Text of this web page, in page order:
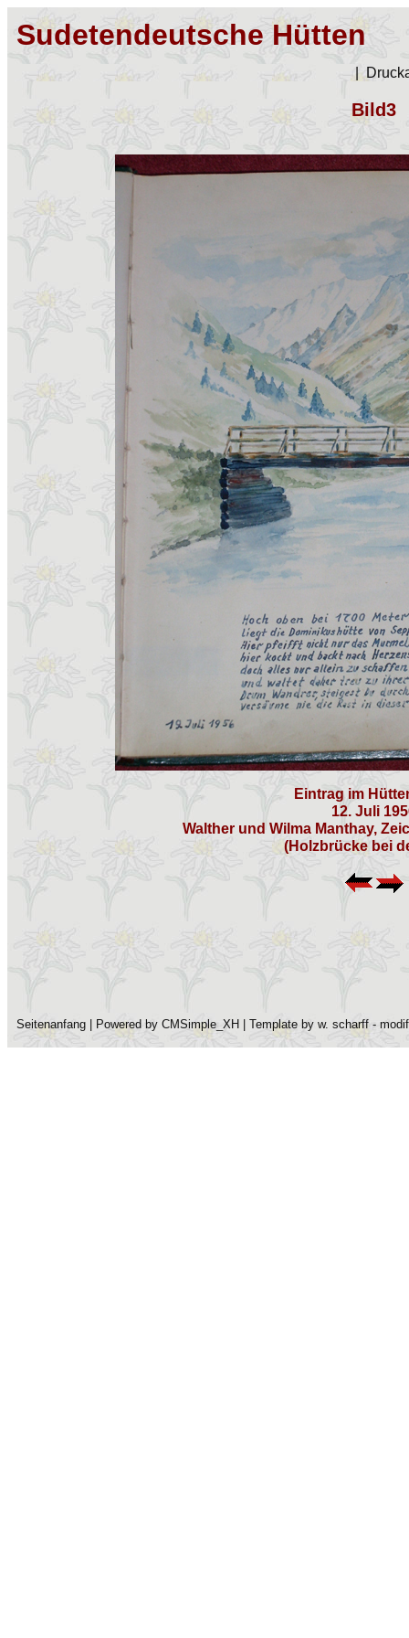
Sudetendeutsche Hütten
|
Bild3
Eintrag im
12. Juli
Walther und Wilma Manthay,
(Holzbrücke bei
Seitenanfang | Powered byCMSimple_XH | Template byw. scharff -